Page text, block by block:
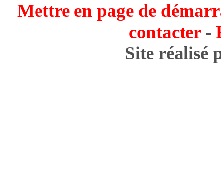
Mettre en page de
contacter-
Site réalisé